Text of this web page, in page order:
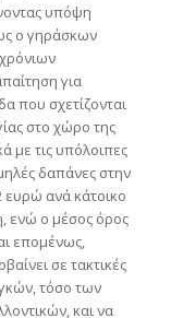
υπόψη
ο γηράσκων
για
που σχετίζονται
στο χώρο της
με τις υπόλοιπες
δαπάνες στην
ευρώ ανά κάτοικο
ενώ ο μέσος όρος
επομένως,
σε τακτικές
τόσο των
και να